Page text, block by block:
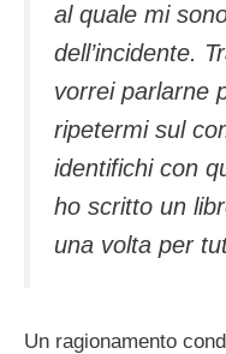
al quale mi
dell’incidente.
vorrei parlarne
ripetermi sul
identifichi con
ho scritto un
una volta per
Un ragionamento